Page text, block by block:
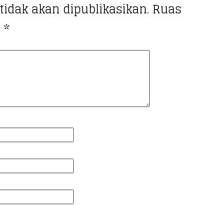
akan dipublikasikan. Ruas
*